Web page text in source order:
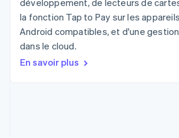
Découvrez les prochaines évolutions
Radar
Prévention de la fraude
Constitution de start-up
Climate
Commerce en ligne
développement, de lecteurs de
la fonction Tap to Pay sur les
Android compatibles, et d'une
dans le cloud.
En savoir plus